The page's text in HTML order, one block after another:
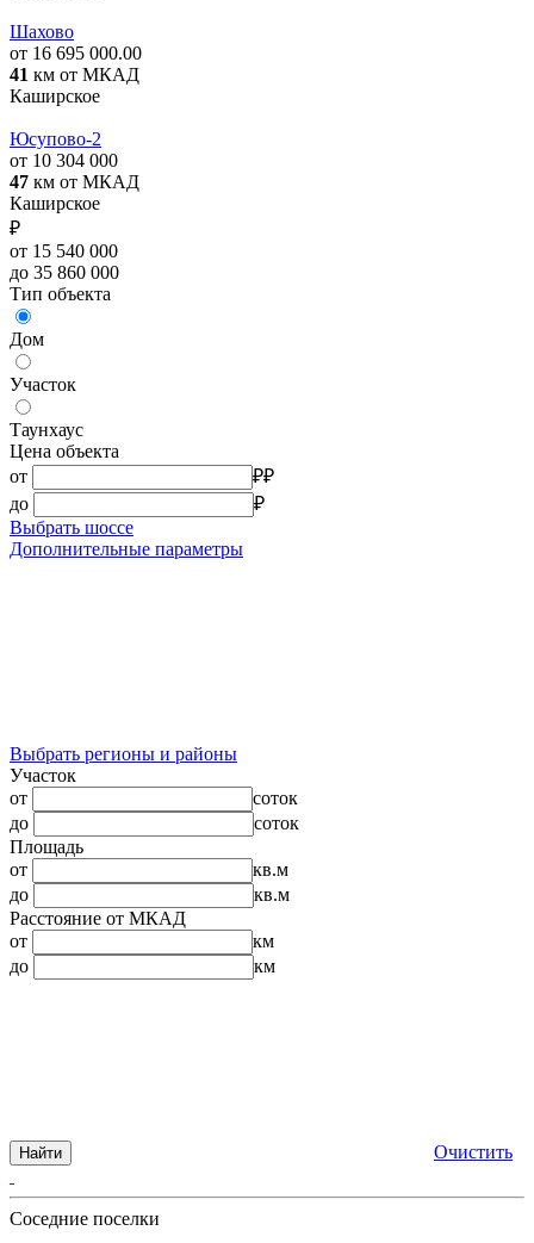
Шахово
от 16 695 000.00
41 км от МКАД
Каширское
Юсупово-2
от 10 304 000
47 км от МКАД
Каширское
₽
от 15 540 000
до 35 860 000
Тип объекта
Дом
Участок
Таунхаус
Цена объекта
от
₽₽
до
₽
Выбрать шоссе
Дополнительные параметры
Выбрать регионы и районы
Участок
от
соток
до
соток
Площадь
от
кв.м
до
кв.м
Расстояние от МКАД
от
км
до
км
Найти Очистить
Соседние поселки